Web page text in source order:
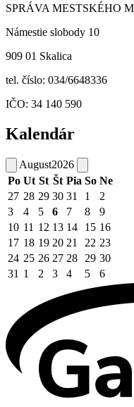
SPRÁVA MESTSKÉHO
Námestie slobody 10
909 01 Skalica
tel. číslo: 034/6648336
IČO: 34 140 590
Kalendár
August2026
Po Ut St Št Pia So Ne
27 28 29 30 31 1
2
3
4 5 6 7 8
9
10 11 12 13 14 15 16
17 18 19 20 21 22 23
24 25 26 27 28 29 30
31 1 2 3 4 5 6